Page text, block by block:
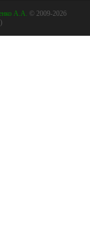
А.А. © 2009-2026